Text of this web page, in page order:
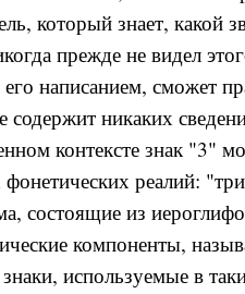
который знает, какой
прежде не видел
его написанием, сможет
содержит никаких
контексте знак "3"
фонетических реалий:
состоящие из
компоненты,
используемые в